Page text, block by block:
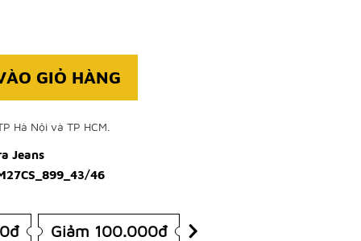
GIỎ HÀNG
Hà Nội và TP HCM.
Jeans
46
Giảm 100.000đ